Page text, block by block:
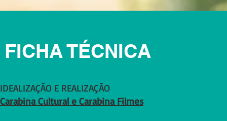
FICHA TÉCNICA
IDEALIZAÇÃO E REALIZAÇÃO
Carabina Cultural e Carabina Filmes